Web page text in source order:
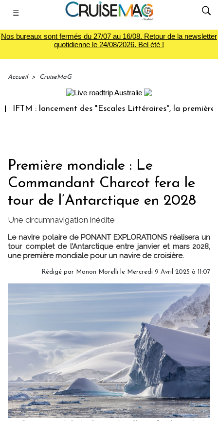
☰
Nos bureaux sont fermés du 27/07 au 16/08. Retour de la newsletter
quotidienne le 24/08/2026. Bel été !
Accueil > CruiseMaG
: lancement des "Escales Littéraires", la première
Première mondiale : Le
Commandant Charcot fera le
tour de l’Antarctique en 2028
Une circumnavigation inédite
Le navire polaire de PONANT EXPLORATIONS réalisera un
tour complet de l’Antarctique entre janvier et mars 2028,
une première mondiale pour un navire de croisière.
Rédigé par Manon Morelli le Mercredi 9 Avril 2025 à 11:07